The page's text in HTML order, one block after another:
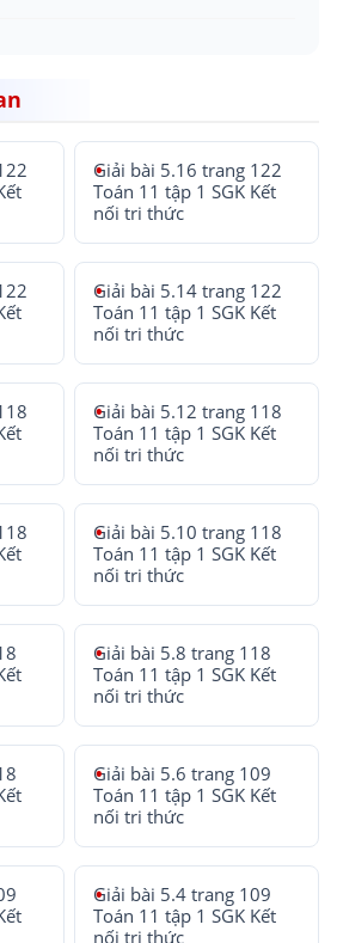
Giải bài 5.16 trang 122
Toán 11 tập 1 SGK Kết
nối tri thức
Giải bài 5.14 trang 122
Toán 11 tập 1 SGK Kết
nối tri thức
Giải bài 5.12 trang 118
Toán 11 tập 1 SGK Kết
nối tri thức
Giải bài 5.10 trang 118
Toán 11 tập 1 SGK Kết
nối tri thức
Giải bài 5.8 trang 118
Toán 11 tập 1 SGK Kết
nối tri thức
Giải bài 5.6 trang 109
Toán 11 tập 1 SGK Kết
nối tri thức
Giải bài 5.4 trang 109
Toán 11 tập 1 SGK Kết
nối tri thức